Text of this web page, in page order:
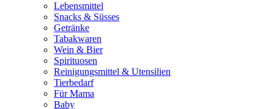
Lebensmittel
Snacks & Süsses
Getränke
Tabakwaren
Wein & Bier
Spirituosen
Reinigungsmittel & Utensilien
Tierbedarf
Für Mama
Baby